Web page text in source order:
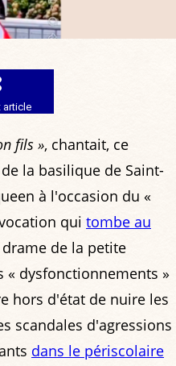
article
fils », chantait, ce
la basilique de Saint-
à l'occasion du «
qui tombe au
de la petite
« dysfonctionnements »
hors d'état de nuire les
scandales d'agressions
dans le périscolaire